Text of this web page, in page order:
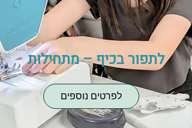
לתפור בכיף – מתחילות
לפרטים נוספים